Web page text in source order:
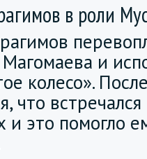
в роли
и
колесо».
что
и это помогло